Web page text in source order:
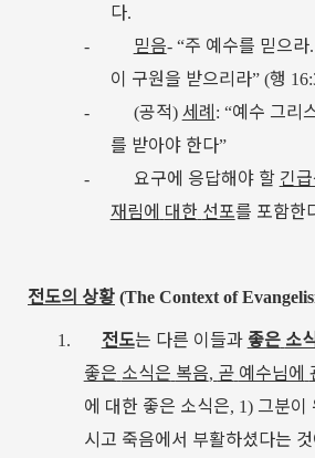
다.
-
믿음- “주 예수를 믿으라.
이 구원을 받으리라” (행
-
(공적) 세례: “예수 그리
를 받아야 한다”
-
요구에 응답해야 할 긴
재림에 대한 선포를 포함한
전도의 상황 (The Context of
1. 전도는 다른 이들과 좋은 소
좋은 소식은 복음, 곧 예수님에
에 대한 좋은 소식은, 1) 그분이
시고 죽음에서 부활하셨다는